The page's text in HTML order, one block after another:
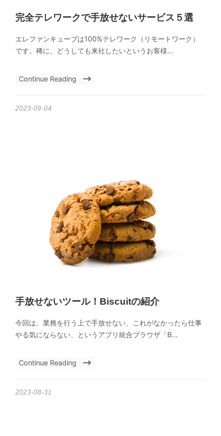
完全テレワークで手放せないサービス５選
エレファンキューブは100%テレワーク（リモートワーク）
です。稀に、どうしても来社したいというお客様...
Continue Reading
2023-09-04
手放せないツール！Biscuitの紹介
今回は、業務を行う上で手放せない、これがなかったら仕事
やる気にならない、というアプリ統合ブラウザ「B...
Continue Reading
2023-08-31